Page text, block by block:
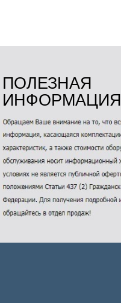
ПОЛЕЗНАЯ
ИНФОРМАЦИЯ